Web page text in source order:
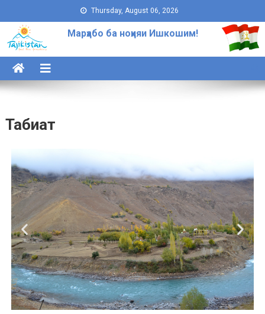
Thursday, August 06, 2026
Марҳабо ба ноҳияи Ишкошим!
Табиат